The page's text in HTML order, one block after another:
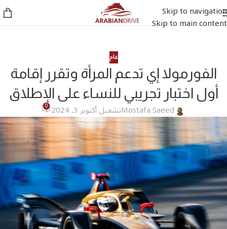
Skip to navigation
Skip to main content
عام
الفورمولا إي تدعم المرأة وتقرر إقامة
أول اختبار تجريبي للنساء على الإطلاق
Mostafa Saeedتشغيل أكتوبر 3, 2024 0